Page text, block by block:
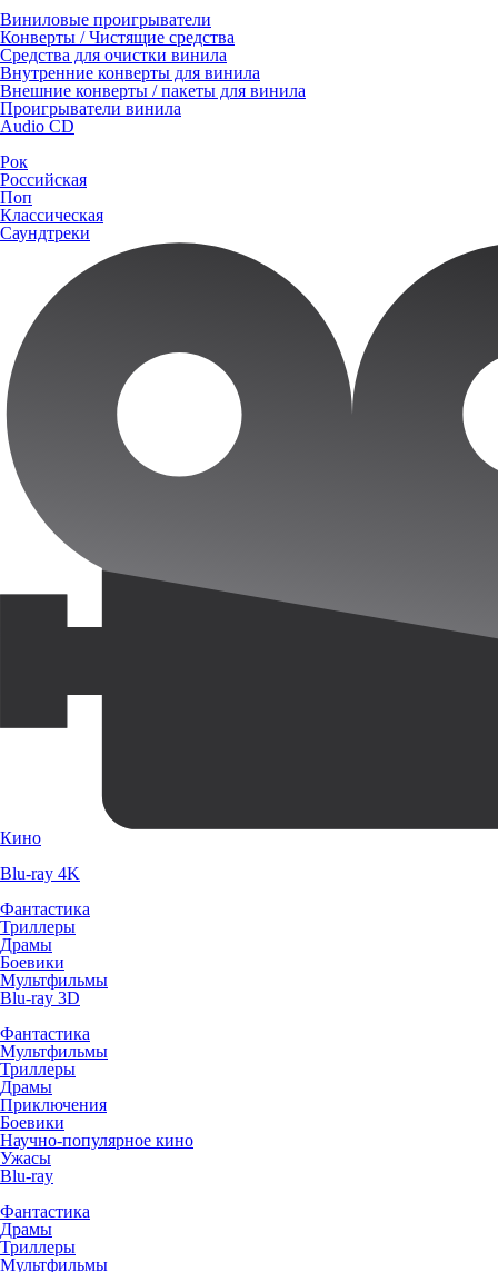
Виниловые проигрыватели
Конверты / Чистящие средства
Средства для очистки винила
Внутренние конверты для винила
Внешние конверты / пакеты для винила
Проигрыватели винила
Audio CD
Рок
Российская
Поп
Классическая
Саундтреки
Кино
Blu-ray 4K
Фантастика
Триллеры
Драмы
Боевики
Мультфильмы
Blu-ray 3D
Фантастика
Мультфильмы
Триллеры
Драмы
Приключения
Боевики
Научно-популярное кино
Ужасы
Blu-ray
Фантастика
Драмы
Триллеры
Мультфильмы